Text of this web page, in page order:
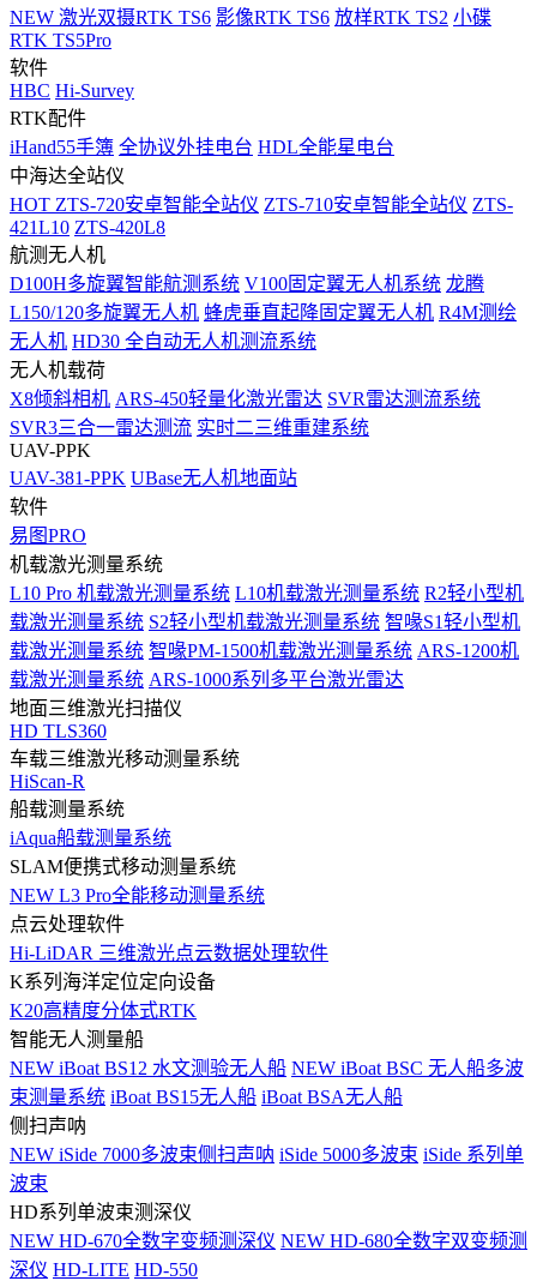
NEW 激光双摄RTK TS6 影像RTK TS6 放样RTK TS2 小碟
RTK TS5Pro
软件
HBC Hi-Survey
RTK配件
iHand55手簿 全协议外挂电台 HDL全能星电台
中海达全站仪
HOT ZTS-720安卓智能全站仪 ZTS-710安卓智能全站仪 ZTS-
421L10 ZTS-420L8
航测无人机
D100H多旋翼智能航测系统 V100固定翼无人机系统 龙腾
L150/120多旋翼无人机 蜂虎垂直起降固定翼无人机 R4M测绘
无人机 HD30 全自动无人机测流系统
无人机载荷
X8倾斜相机 ARS-450轻量化激光雷达 SVR雷达测流系统
SVR3三合一雷达测流 实时二三维重建系统
UAV-PPK
UAV-381-PPK UBase无人机地面站
软件
易图PRO
机载激光测量系统
L10 Pro 机载激光测量系统 L10机载激光测量系统 R2轻小型机
载激光测量系统 S2轻小型机载激光测量系统 智喙S1轻小型机
载激光测量系统 智喙PM-1500机载激光测量系统 ARS-1200机
载激光测量系统 ARS-1000系列多平台激光雷达
地面三维激光扫描仪
HD TLS360
车载三维激光移动测量系统
HiScan-R
船载测量系统
iAqua船载测量系统
SLAM便携式移动测量系统
NEW L3 Pro全能移动测量系统
点云处理软件
Hi-LiDAR 三维激光点云数据处理软件
K系列海洋定位定向设备
K20高精度分体式RTK
智能无人测量船
NEW iBoat BS12 水文测验无人船 NEW iBoat BSC 无人船多波
束测量系统 iBoat BS15无人船 iBoat BSA无人船
侧扫声呐
NEW iSide 7000多波束侧扫声呐 iSide 5000多波束 iSide 系列单
波束
HD系列单波束测深仪
NEW HD-670全数字变频测深仪 NEW HD-680全数字双变频测
深仪 HD-LITE HD-550